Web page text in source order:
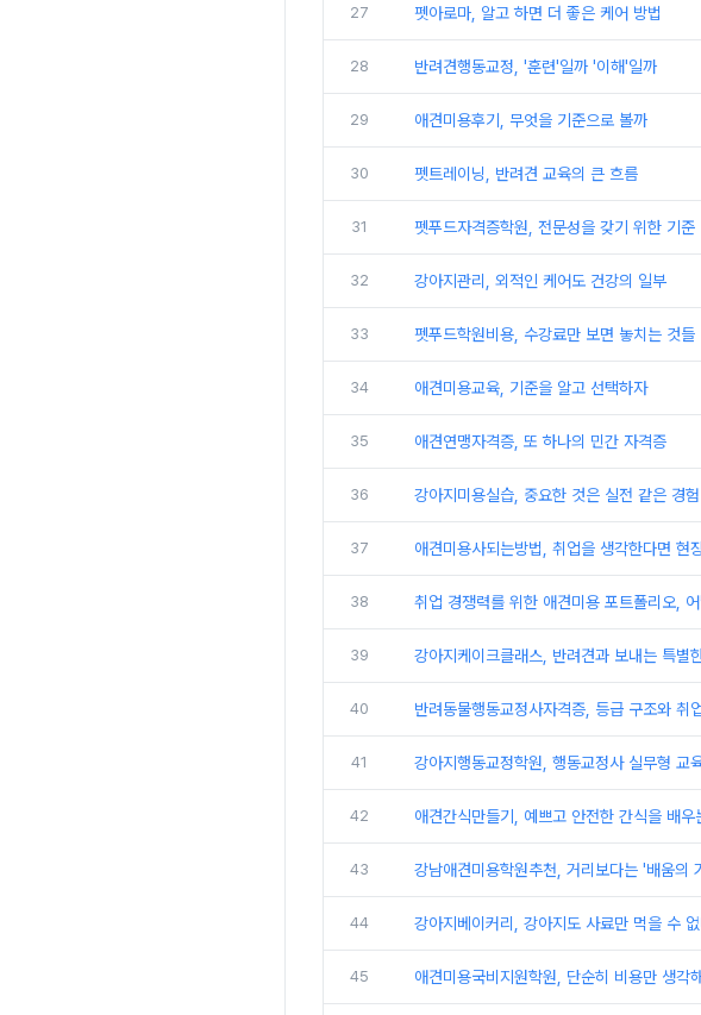
27 펫아로마, 알고 하면 더 좋은 케어 방법
28 반려견행동교정, '훈련'일까 '이해'일까
29 애견미용후기, 무엇을 기준으로 볼까
30 펫트레이닝, 반려견 교육의 큰 흐름
31 펫푸드자격증학원, 전문성을 갖기 위한 기준
32 강아지관리, 외적인 케어도 건강의 일부
33 펫푸드학원비용, 수강료만 보면 놓치는 것들
34 애견미용교육, 기준을 알고 선택하자
35 애견연맹자격증, 또 하나의 민간 자격증
36 강아지미용실습, 중요한 것은 실전 같은 경험
37 애견미용사되는방법, 취업을 생각한다면 현
38 취업 경쟁력를 위한 애견미용 포트폴리오,
39 강아지케이크클래스, 반려견과 보내는 특별
40 반려동물행동교정사자격증, 등급 구조와 취
41 강아지행동교정학원, 행동교정사 실무형 교
42 애견간식만들기, 예쁘고 안전한 간식을 배우
43 강남애견미용학원추천, 거리보다는 '배움의
44 강아지베이커리, 강아지도 사료만 먹을 수
45 애견미용국비지원학원, 단순히 비용만 생각